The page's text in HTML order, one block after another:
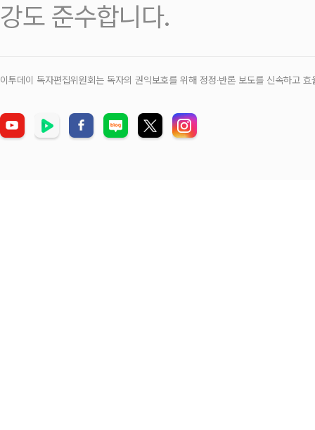
강도 준수합니다.
이투데이 독자편집위원회는 독자의 권익보호를 위해 정정‧반론 보도를 신속하고